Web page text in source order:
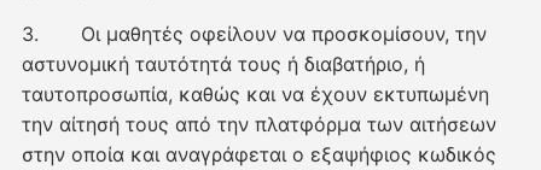
3. Οι μαθητές οφείλουν να προσκομίσουν, την
αστυνομική ταυτότητά τους ή διαβατήριο, ή
ταυτοπροσωπία, καθώς και να έχουν εκτυπωμένη
την αίτησή τους από την πλατφόρμα των αιτήσεων
στην οποία και αναγράφεται ο εξαψήφιος κωδικός